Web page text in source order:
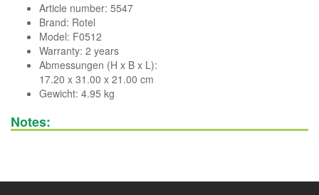
Article number: 5547
Brand: Rotel
Model: F0512
Warranty: 2 years
Abmessungen (H x B x L):
17.20 x 31.00 x 21.00 cm
Gewicht: 4.95 kg
Notes: